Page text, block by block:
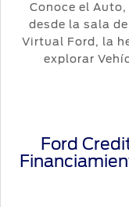
Partes
SYNC ®
Conoce el
desde la sala
Virtual Ford, la
explorar
Ford